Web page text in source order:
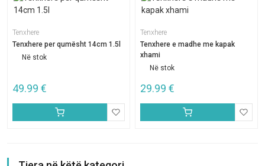
Tenxhere
Tenxhere per qumësht 14cm 1.5l
Në stok
49.99 €
Tenxhere
Tenxhere e madhe me kapak
xhami
Në stok
29.99 €